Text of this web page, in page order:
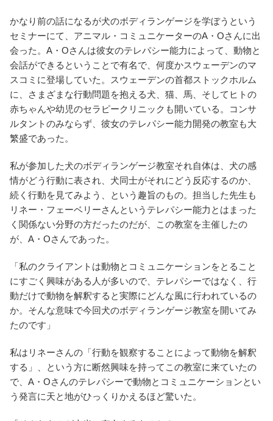
かなり前の話になるが犬のボディランゲージを学ぼうという
セミナーにて、アニマル・コミュニケーターのA・Oさんに出
会った。A・Oさんは彼女のテレパシー能力によって、動物と
会話ができるということで有名で、何度かスウェーデンのマ
スコミに登場していた。スウェーデンの首都ストックホルム
に、さまざまな行動問題を抱える犬、猫、馬、そしてヒトの
赤ちゃんや幼児のセラピークリニックも開いている。コンサ
ルタントのみならず、彼女のテレパシー能力開発の教室も大
繁盛であった。
私が参加した犬のボディランゲージ教室それ自体は、犬の感
情がどう行動に表され、犬同士がそれにどう反応するのか、
続く行動を見てみよう、という趣旨のもの。担当した先生も
リネー・フェーベリーさんというテレパシー能力とはまった
く関係ない分野の方だったのだが、この教室を主催したの
が、A・Oさんであった。
「私のクライアントは動物とコミュニケーションをとること
にすごく興味がある人が多いので、テレパシーではなく、行
動だけで動物を解釈すると実際にどんな風に行われているの
か。そんな意味で今回犬のボディランゲージ教室を開いてみ
たのです」
私はリネーさんの「行動を観察することによって動物を解釈
する」、という方に断然興味を持ってこの教室に来ていたの
で、A・Oさんのテレパシーで動物とコミュニケーションとい
う発言に天と地がひっくりかえるほど驚いた。